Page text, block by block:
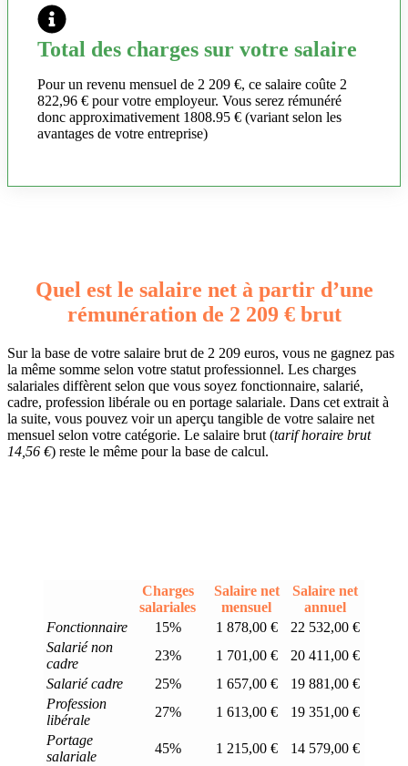
Total des charges sur votre salaire
Pour un revenu mensuel de 2 209 €, ce salaire coûte 2
822,96 € pour votre employeur. Vous serez rémunéré
donc approximativement 1808.95 € (variant selon les
avantages de votre entreprise)
Quel est le salaire net à partir d’une
rémunération de 2 209 € brut
Sur la base de votre salaire brut de 2 209 euros, vous ne gagnez pas
la même somme selon votre statut professionnel. Les charges
salariales diffèrent selon que vous soyez fonctionnaire, salarié,
cadre, profession libérale ou en portage salariale. Dans cet extrait à
la suite, vous pouvez voir un aperçu tangible de votre salaire net
mensuel selon votre catégorie. Le salaire brut (tarif horaire brut
14,56 €) reste le même pour la base de calcul.
Charges
salariales
Salaire net
mensuel
Salaire net
annuel
Fonctionnaire
15% 1 878,00 €
22 532,00 €
Salarié non
cadre
23% 1 701,00 €
20 411,00 €
Salarié cadre
25% 1 657,00 €
19 881,00 €
Profession
libérale
27% 1 613,00 €
19 351,00 €
Portage
salariale
45% 1 215,00 € 14 579,00 €